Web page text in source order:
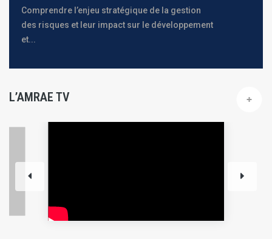
Comprendre l’enjeu stratégique de la gestion
des risques et leur impact sur le développement
et...
L’AMRAE TV